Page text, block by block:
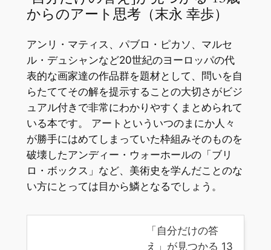
からのアート思考（末永 幸歩）
アンリ・マティス、パブロ・ピカソ、マルセ
ル・デュシャンなど20世紀のヨーロッパの代
表的な画家達の作品群を題材として、問いを自
らたててその解を提示することの大切さがビジ
ュアル付きで非常にわかりやすくまとめられて
いる本です。 アートといういつのまにか人々
が勝手にはめてしまっていた枠組みそのものを
破壊したアンディー・ウォーホールの「ブリ
ロ・ボックス」など、美術史を学んだことのな
い方にとっては目から鱗となるでしょう。
「自分だけの答
え」が見つかる 13